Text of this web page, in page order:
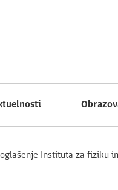
Instituta za fiziku